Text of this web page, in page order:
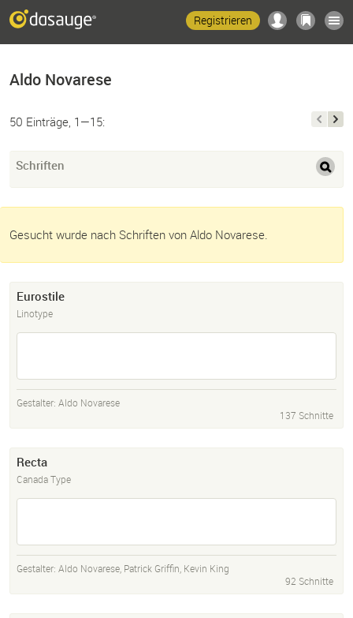
Registrieren
Aldo Novarese
50 Einträge, 1—15:
Schriften
Gesucht wurde nach Schriften von Aldo Novarese.
Eurostile
Linotype
Gestalter: Aldo Novarese
137 Schnitte
Recta
Canada Type
Gestalter: Aldo Novarese, Patrick Griffin, Kevin King
92 Schnitte